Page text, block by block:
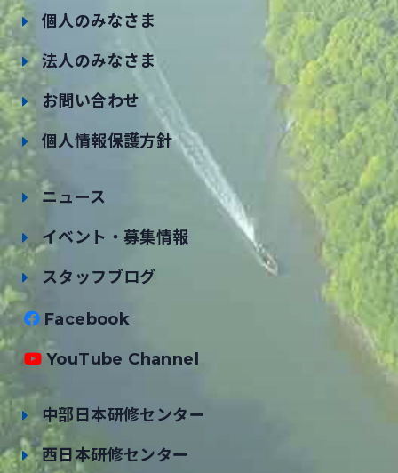
個人のみなさま
法人のみなさま
お問い合わせ
個人情報保護方針
ニュース
イベント・募集情報
スタッフブログ
Facebook
YouTube Channel
中部日本研修センター
西日本研修センター